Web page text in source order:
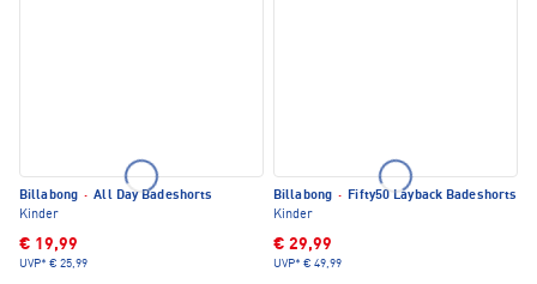
Billabong · All Day Badeshorts
Kinder
€ 19,99
UVP* € 25,99
Billabong · Fifty50 Layback Badeshorts
Kinder
€ 29,99
UVP* € 49,99